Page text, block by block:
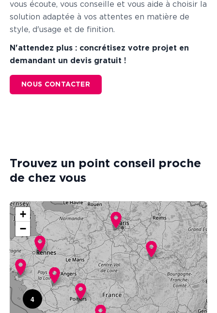
vous écoute, vous conseille et vous aide à choisir la
solution adaptée à vos attentes en matière de
style, d'usage et de finition.
N'attendez plus : concrétisez votre projet en
demandant un devis gratuit !
NOUS CONTACTER
Trouvez un point conseil proche
de chez vous
4
+
−